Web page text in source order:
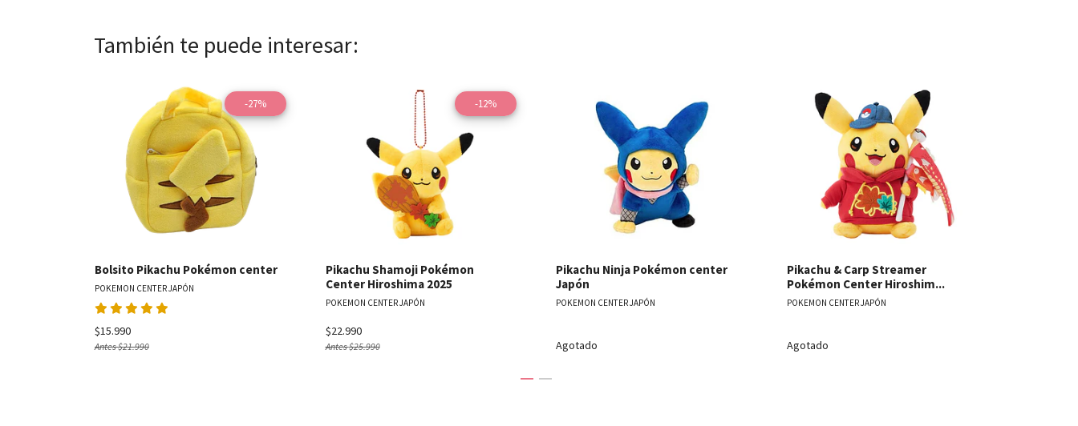
También te puede interesar:
-27%
Ver detalles
Bolsito Pikachu Pokémon center
POKEMON CENTER JAPÓN
$15.990
Antes$21.990
-12%
Ver detalles
Pikachu Shamoji Pokémon
Center Hiroshima 2025
POKEMON CENTER JAPÓN
$22.990
Antes$25.990
Ver detalles
Pikachu Ninja Pokémon center
Japón
POKEMON CENTER JAPÓN
Agotado
Ver detalles
Pikachu & Carp Streamer
Pokémon Center Hiroshim...
POKEMON CENTER JAPÓN
Agotado